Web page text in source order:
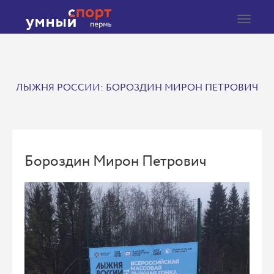
Toggle
ЛЫЖНЯ РОССИИ: БОРОЗДИН МИРОН ПЕТРОВИЧ
Бороздин Мирон Петрович